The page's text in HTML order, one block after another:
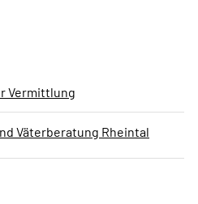
Vermittlung
Väterberatung Rheintal